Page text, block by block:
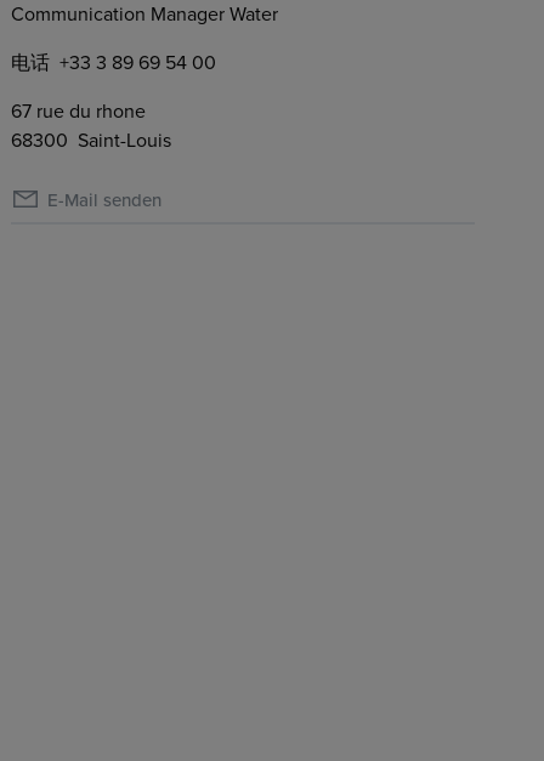
Communication Manager Water
电话 +33 3 89 69 54 00
67 rue du rhone
68300 Saint-Louis
E-Mail senden